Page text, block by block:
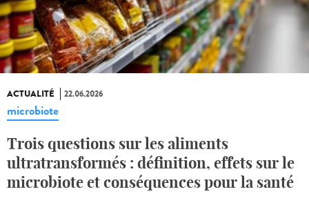
ACTUALITÉ 22.06.2026
microbiote
Trois questions sur les aliments
ultratransformés : définition, effets sur le
microbiote et conséquences pour la santé